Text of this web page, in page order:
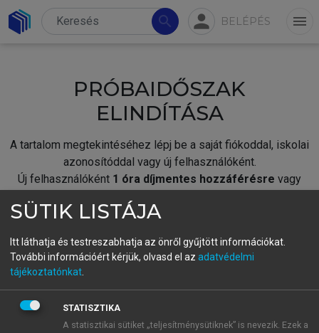
search person BELÉPÉS menu
PRÓBAIDŐSZAK
ELINDÍTÁSA
A tartalom megtekintéséhez lépj be a saját fiókoddal, iskolai
azonosítóddal vagy új felhasználóként.
Új felhasználóként 1 óra díjmentes hozzáférésre vagy
fiókoddal,vagy hozz létre új fiókot.
A regisztráció után apróbaidőszakautomatikusan
BELÉPÉS SAJÁT FIÓKKAL
SÜTIK LISTÁJA
Itt láthatja és testreszabhatja az önről gyűjtött információkat.
További információért kérjük, olvasd el az adatvédelmi
tájékoztatónkat
STATISZTIKA
A statisztikai sütiket „teljesítménysütiknek” is nevezik. Ezek a